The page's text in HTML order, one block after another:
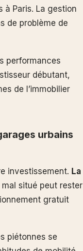
Paris. La gestion
de problème de
performances
débutant,
de l’immobilier
urbains
investissement. La
situé peut rester
gratuit
piétonnes se